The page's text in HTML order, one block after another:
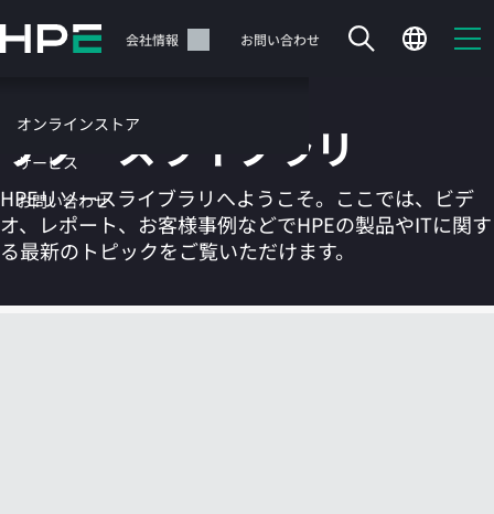
イ
テ
ツ
に
ス
ッ
サポート 会社情報 お問い合わせ
オンラインストア
サービス
お問い合わせ
カートは空です
リソースライブラリ
HPEリソースライブラリへようこそ。ここでは、ビデ
オ、レポート、お客様事例などでHPEの製品やITに関す
る最新のトピックをご覧いただけます。